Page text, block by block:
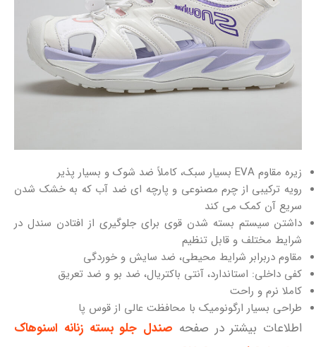
زیره مقاوم EVA بسیار سبک، کاملاً ضد شوک و بسیار پذیر
رویه ترکیبی از چرم مصنوعی و پارچه ای ضد آب که به خشک شدن
سریع آن کمک می کند
داشتن سیستم بسته شدن قوی برای جلوگیری از افتادن سندل در
شرایط مختلف و قابل تنظیم
مقاوم دربرابر شرایط محیطی، ضد سایش و خوردگی
کفی داخلی: استاندارد، آنتی باکتریال، ضد بو و ضد تعریق
کاملا نرم و راحت
طراحی بسیار ارگونومیک با محافظت عالی از قوس پا
اطلاعات بیشتر در صفحه صندل جلو بسته زنانه اسنوهاک